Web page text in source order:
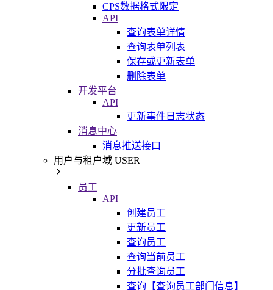
CPS数据格式限定
API
查询表单详情
查询表单列表
保存或更新表单
删除表单
开发平台
API
更新事件日志状态
消息中心
消息推送接口
用户与租户域 USER
员工
API
创建员工
更新员工
查询员工
查询当前员工
分批查询员工
查询【查询员工部门信息】